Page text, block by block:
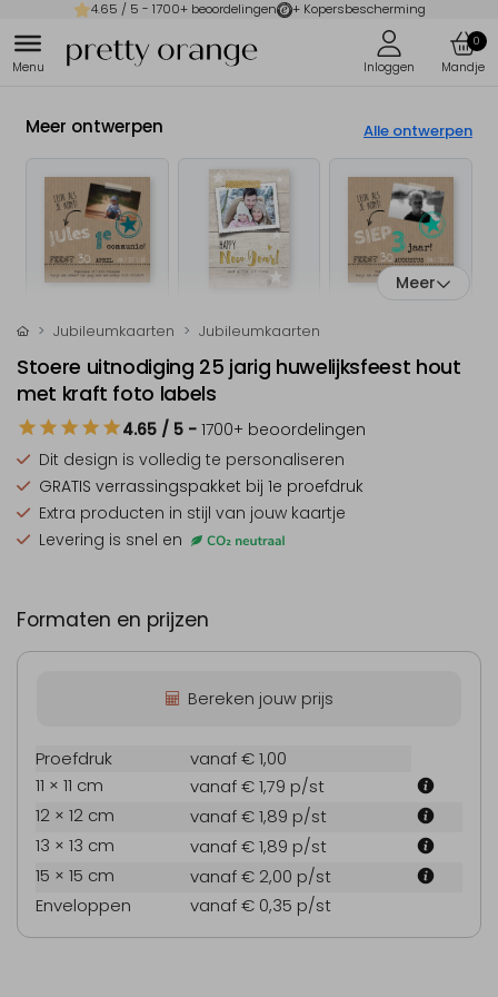
4.65 / 5 - 1700+ beoordelingen + Kopersbescherming
0
Meer ontwerpen Alle ontwerpen
Meer
Jubileumkaarten Jubileumkaarten
Stoere uitnodiging 25 jarig huwelijksfeest hout
met kraft foto labels
4.65 / 5 - 1700+ beoordelingen
Dit design is volledig te personaliseren
GRATIS verrassingspakket bij 1e proefdruk
Extra producten in stijl van jouw kaartje
Levering is snel en
Formaten en prijzen
Bereken jouw prijs
Proefdruk
vanaf € 1,00
11 × 11 cm
vanaf € 1,79 p/st
12 × 12 cm
vanaf € 1,89 p/st
13 × 13 cm
vanaf € 1,89 p/st
15 × 15 cm
vanaf € 2,00 p/st
Enveloppen
vanaf € 0,35 p/st